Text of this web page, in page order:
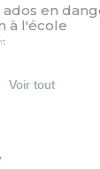
en
à l'école
Voir tout